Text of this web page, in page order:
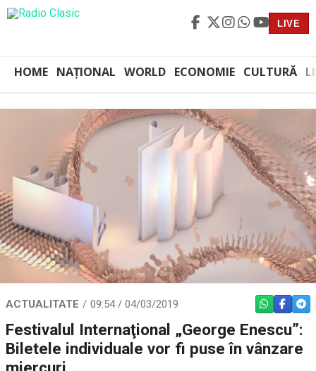
LIVE
HOME NAȚIONAL WORLD ECONOMIE CULTURĂ
ACTUALITATE 09:54 / 04/03/2019 WHATSAPP
Festivalul Internaţional „George Enescu”:
Biletele individuale vor fi puse în vânzare